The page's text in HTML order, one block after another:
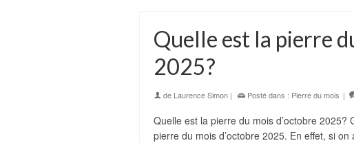
Quelle est la pierre
2025?
de Laurence Simon | Posté dans : Pierre du mois |
Quelle est la pierre du mois d’octobre
pierre du mois d’octobre 2025. En effet, si